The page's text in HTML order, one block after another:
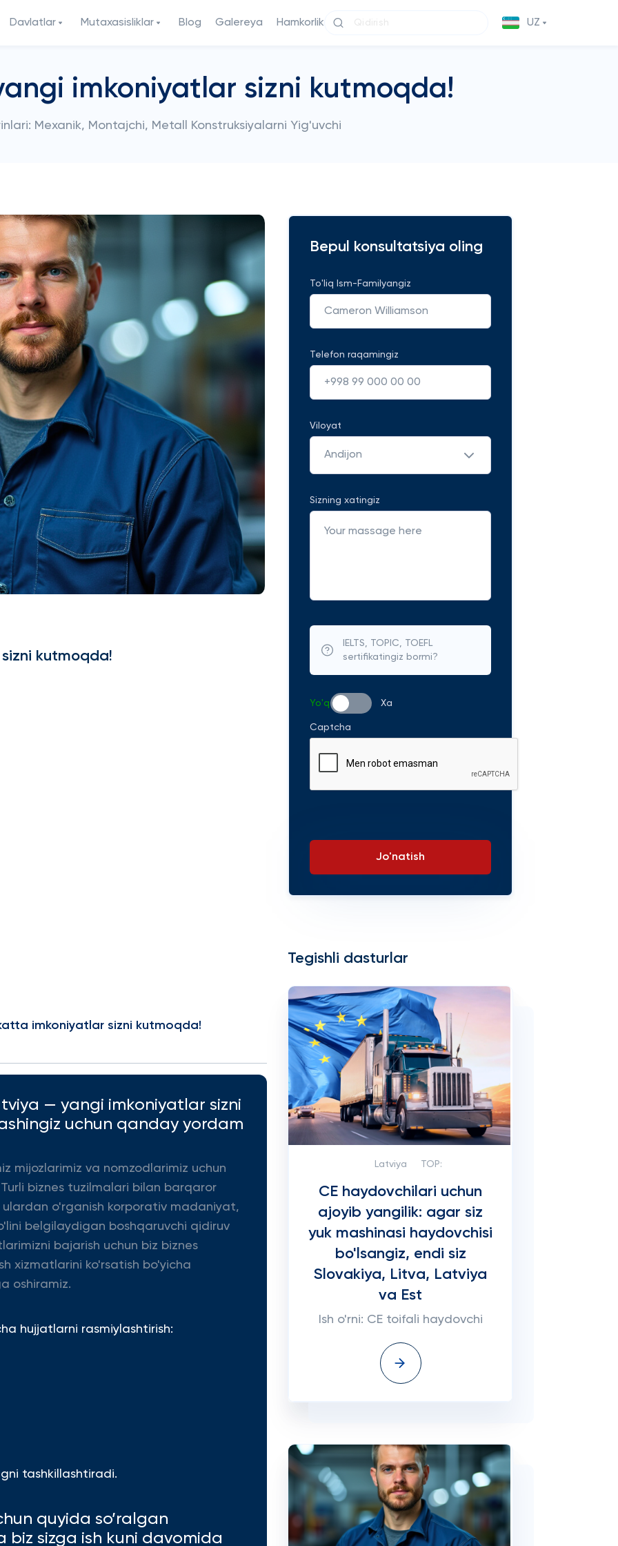
Davlatlar Mutaxasisliklar Blog Galereya Hamkorlik UZ
imkoniyatlar sizni kutmoqda!
Mexanik, Montajchi, Metall Konstruksiyalarni Yig'uvchi
kutmoqda!
imkoniyatlar sizni kutmoqda!
— yangi imkoniyatlar sizni
uchun qanday yordam
mijozlarimiz va nomzodlarimiz uchun
biznes tuzilmalari bilan barqaror
o'rganish korporativ madaniyat,
belgilaydigan boshqaruvchi qidiruv
bajarish uchun biz biznes
xizmatlarini ko'rsatish bo'yicha
oshiramiz.
hujjatlarni rasmiylashtirish:
tashkillashtiradi.
quyida so’ralgan
biz sizga ish kuni davomida
Bepul konsultatsiya oling
To'liq Ism-Familyangiz
Telefon raqamingiz
Viloyat
Andijon
Sizning xatingiz
IELTS, TOPIC, TOEFL
sertifikatingiz bormi?
Yo'q Xa
Captcha
Jo'natish
Tegishli dasturlar
Latviya TOP:
CE haydovchilari uchun
ajoyib yangilik: agar siz
yuk mashinasi haydovchisi
bo'lsangiz, endi siz
Slovakiya, Litva, Latviya
va Est
Ish o'rni: CE toifali haydovchi